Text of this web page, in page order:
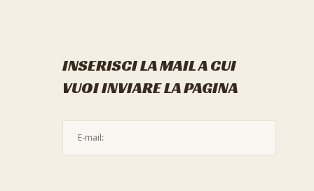
INSERISCI LA MAIL A CUI
VUOI INVIARE LA PAGINA